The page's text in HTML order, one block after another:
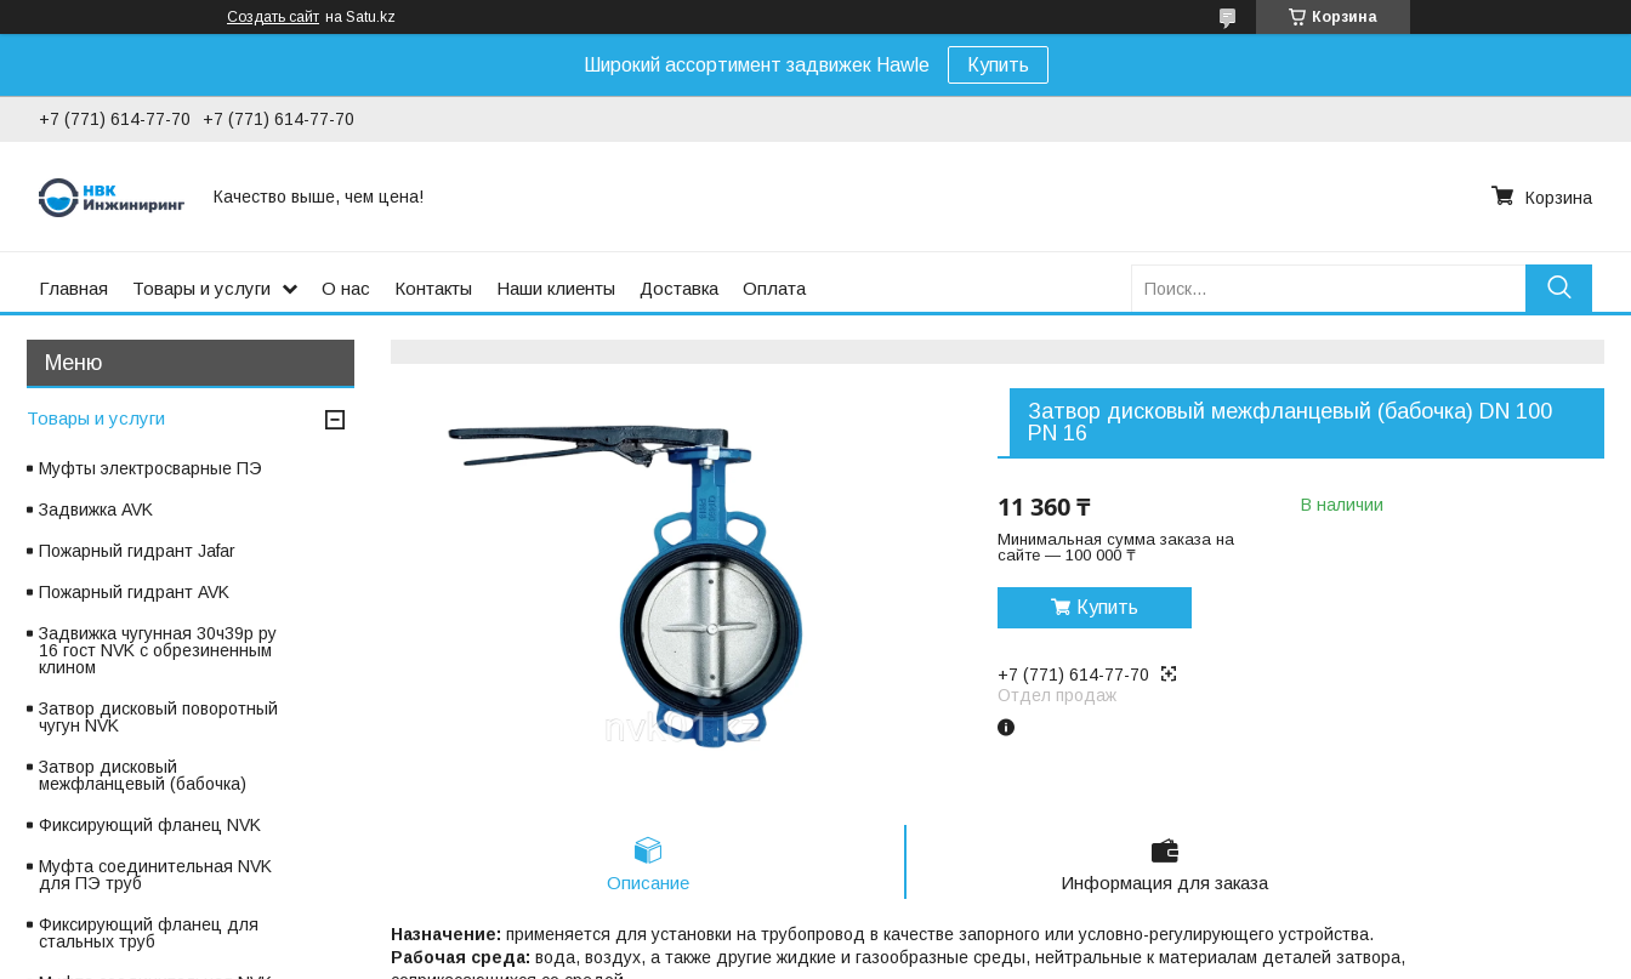
Создать сайт на Satu.kz Корзина
Широкий ассортимент задвижек Hawle Купить
+7 (771) 614-77-70 +7 (771) 614-77-70
Качество выше, чем цена! Корзина
Главная Товары и услуги О нас Контакты Наши клиенты Доставка Оплата
Затвор дисковый межфланцевый (бабочка) DN 100
PN 16
11 360 ₸
Минимальная сумма заказа на
сайте — 100 000 ₸
В наличии
Купить
+7 (771) 614-77-70
Отдел продаж
Описание Информация для заказа
Назначение: применяется для установки на трубопровод в качестве запорного или условно-регулирующего устройства.
Рабочая среда: вода, воздух, а также другие жидкие и газообразные среды, нейтральные к материалам деталей затвора,
Товары и услуги
Муфты электросварные ПЭ
Задвижка AVK
Пожарный гидрант Jafar
Пожарный гидрант AVK
Задвижка чугунная 30ч39р ру
16 гост NVK с обрезиненным
клином
Затвор дисковый поворотный
чугун NVK
Затвор дисковый
межфланцевый (бабочка)
Фиксирующий фланец NVK
Муфта соединительная NVK
для ПЭ труб
Фиксирующий фланец для
стальных труб